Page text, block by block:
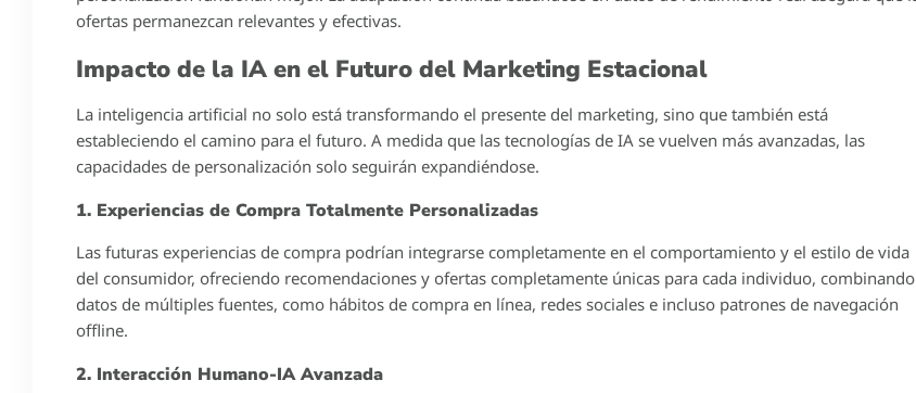
temporada, cuando la competencia es feroz, ser capaz de personalizar tus ofertas supone una ventaja
significativa. La clave para capturar la atención y la lealtad del cliente radica en ofrecer experiencias adaptadas no
solo a los datos demográficos, sino también a los comportamientos y preferencias individuales.
1. Aumento del Compromiso del Cliente
Los consumidores son más propensos a interactuar con contenido que consideran relevante. La personalización
logra este efecto al presentar productos y servicios que resuenan específicamente con cada usuario, aumentando
las tasas de compromiso.